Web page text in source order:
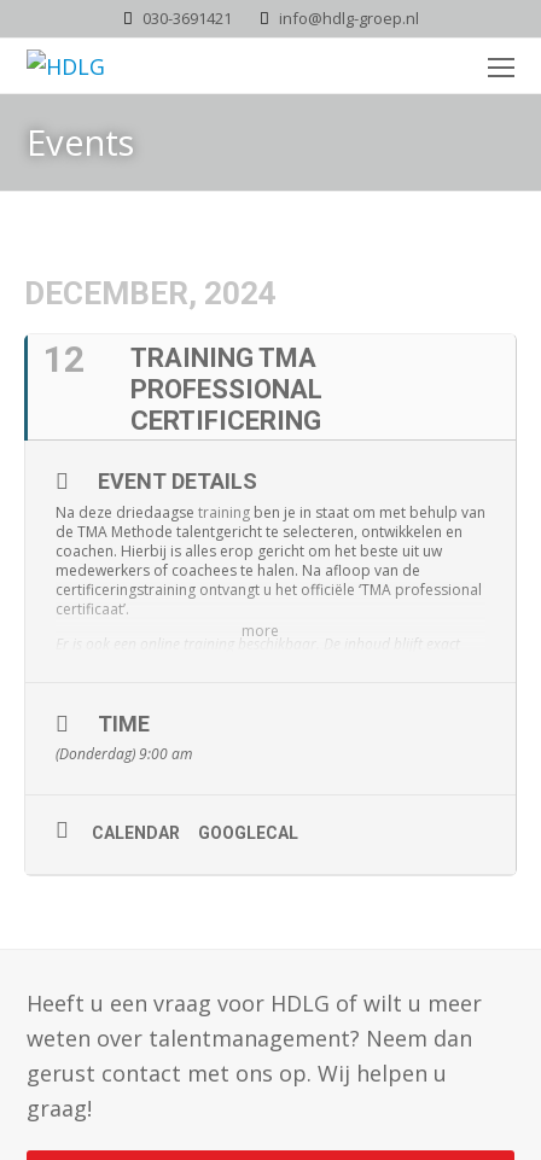
030-3691421 info@hdlg-groep.nl
Events
DECEMBER, 2024
12
TRAINING TMA
PROFESSIONAL
CERTIFICERING
more
EVENT DETAILS
Na deze driedaagse training ben je in staat om met behulp van
de TMA Methode talentgericht te selecteren, ontwikkelen en
coachen. Hierbij is alles erop gericht om het beste uit uw
medewerkers of coachees te halen. Na afloop van de
certificeringstraining ontvangt u het officiële ‘TMA professional
certificaat’.
Er is ook een online training beschikbaar. De inhoud blijft exact
Na het volgen van deze driedaagse certificeringstraining heeft
u de volgende kennis en praktijkkunde:
Kent de mogelijkheden van de TMA rapportages en kan
flexibel met deze rapportages werken
Snapt de samenhang van de instrumenten van de TMA
Heeft basisvaardigheden voor het houden van TMA
terugkoppelgesprekken (talentenanalyse, competentie
Kent het verschil tussen competenties, drijfveren en talenten
Kan de match maken tussen de drijfveren/talenten van een
kandidaat en de competenties van een profiel
TIME
(Donderdag) 9:00 am
CALENDAR GOOGLECAL
Heeft u een vraag voor HDLG of wilt u meer
weten over talentmanagement? Neem dan
gerust contact met ons op. Wij helpen u
graag!